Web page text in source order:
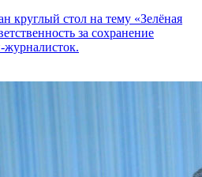
круглый стол на тему «Зелёная
за сохранение